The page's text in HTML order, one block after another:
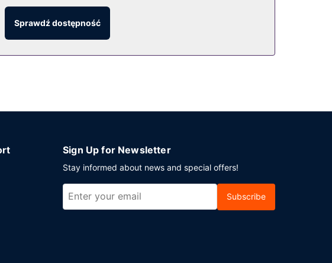
znajdziesz w jednym z lokali: bar/salon klubowy. Bezpłatne
Sprawdź dostępność
Sign Up for Newsletter
Stay informed about news and special offers!
Subscribe